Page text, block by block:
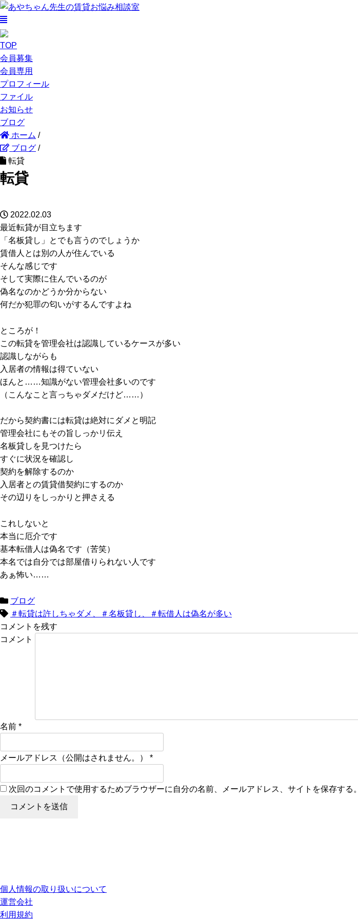
TOP
会員募集
会員専用
プロフィール
ファイル
お知らせ
ブログ
ホーム /
ブログ /
転貸
転貸
2022.02.03
最近転貸が目立ちます
「名板貸し」とでも言うのでしょうか
賃借人とは別の人が住んでいる
そんな感じです
そして実際に住んでいるのが
偽名なのかどうか分からない
何だか犯罪の匂いがするんですよね
ところが！
この転貸を管理会社は認識しているケースが多い
認識しながらも
入居者の情報は得ていない
ほんと……知識がない管理会社多いのです
（こんなこと言っちゃダメだけど……）
だから契約書には転貸は絶対にダメと明記
管理会社にもその旨しっかリ伝え
名板貸しを見つけたら
すぐに状況を確認し
契約を解除するのか
入居者との賃貸借契約にするのか
その辺りをしっかりと押さえる
これしないと
本当に厄介です
基本転借人は偽名です（苦笑）
本名では自分では部屋借りられない人です
あぁ怖い……
ブログ
＃転貸は許しちゃダメ、＃名板貸し、＃転借人は偽名が多い
コメントを残す
コメント
名前 *
メールアドレス（公開はされません。） *
次回のコメントで使用するためブラウザーに自分の名前、メールアドレス、サイトを保存する。
個人情報の取り扱いについて
運営会社
利用規約